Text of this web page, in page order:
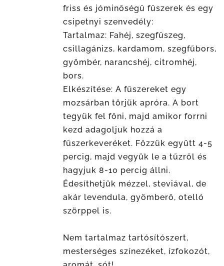
friss és jóminőségű fűszerek és egy
csipetnyi szenvedély:
Tartalmaz: Fahéj, szegfűszeg,
csillagánizs, kardamom, szegfűbors,
gyömbér, narancshéj, citromhéj,
bors.
Elkészítése: A fűszereket egy
mozsárban törjük apróra. A bort
tegyük fel főni, majd amikor forrni
kezd adagoljuk hozzá a
fűszerkeveréket. Főzzük együtt 4-5
percig, majd vegyük le a tűzről és
hagyjuk 8-10 percig állni.
Édesíthetjük mézzel, steviával, de
akár levendula, gyömberő, otelló
szörppel is.
Nem tartalmaz tartósítószert,
mesterséges színezéket, ízfokozót,